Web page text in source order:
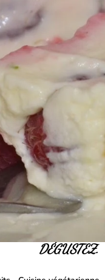
DÉGUSTEZ.